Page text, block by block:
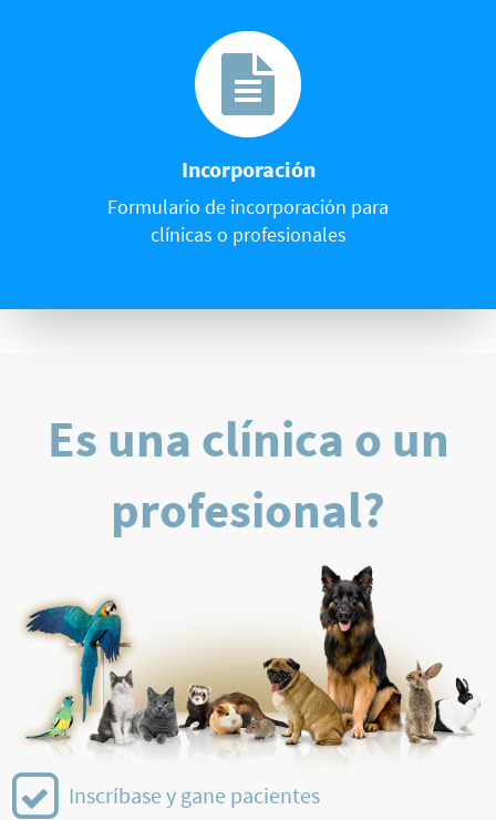
Incorporación
Formulario de incorporación para
clínicas o profesionales
Es una clínica o un
profesional?
Inscríbase y gane pacientes